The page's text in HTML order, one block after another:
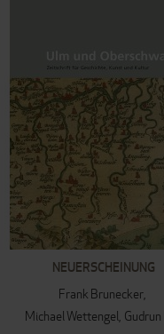
NEUERSCHEINUNG
Frank Brunecker
Michael Wettengel